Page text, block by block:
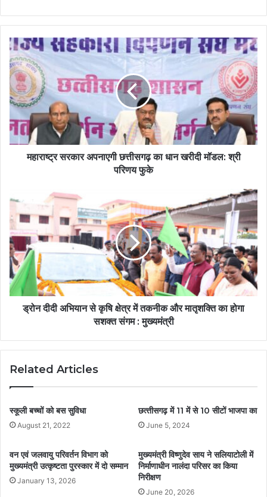
महाराष्ट्र सरकार अपनाएगी छत्तीसगढ़ का धान खरीदी मॉडल: श्री
परिणय फुके
ड्रोन दीदी अभियान से कृषि क्षेत्र में तकनीक और मातृशक्ति का होगा
सशक्त संगम : मुख्यमंत्री
Related Articles
स्कूली बच्चों को बस सुविधा
August 21, 2022
छत्‍तीसगढ़ में 11 में से 10 सीटों भाजपा का
June 5, 2024
वन एवं जलवायु परिवर्तन विभाग को
मुख्यमंत्री उत्कृष्टता पुरस्कार में दो सम्मान
January 13, 2026
मुख्यमंत्री विष्णुदेव साय ने सलियाटोली में
निर्माणाधीन नालंदा परिसर का किया
निरीक्षण
June 20, 2026